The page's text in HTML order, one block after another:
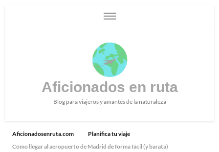
Aficionados en ruta
Blog para viajeros y amantes de la naturaleza
Aficionadosenruta.com
Planifica tu viaje
Cómo llegar al aeropuerto de Madrid de forma fácil (y barata)